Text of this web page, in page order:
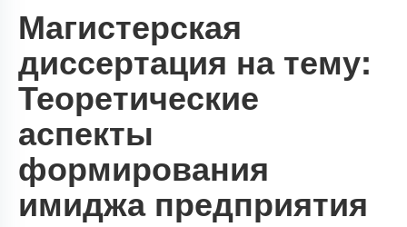
Магистерская
диссертация на тему:
Теоретические
аспекты
формирования
имиджа предприятия